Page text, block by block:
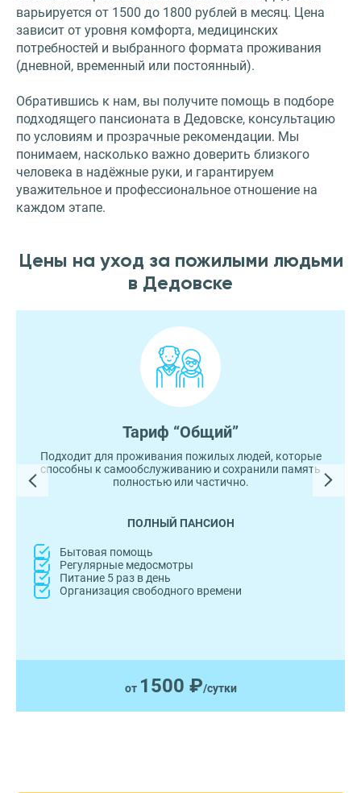
варьируется от 1500 до 1800 рублей в месяц. Цена
зависит от уровня комфорта, медицинских
потребностей и выбранного формата проживания
(дневной, временный или постоянный).
Обратившись к нам, вы получите помощь в подборе
подходящего пансионата в Дедовске, консультацию
по условиям и прозрачные рекомендации. Мы
понимаем, насколько важно доверить близкого
человека в надёжные руки, и гарантируем
уважительное и профессиональное отношение на
каждом этапе.
Цены на уход за пожилыми людьми
в Дедовске
Тариф “Общий”
Подходит для проживания пожилых людей, которые
способны к самообслуживанию и сохранили память
полностью или частично.
ПОЛНЫЙ ПАНСИОН
Бытовая помощь
Регулярные медосмотры
Питание 5 раз в день
Организация свободного времени
от 1500 ₽/сутки